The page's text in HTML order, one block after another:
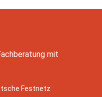
mit
Festnetz